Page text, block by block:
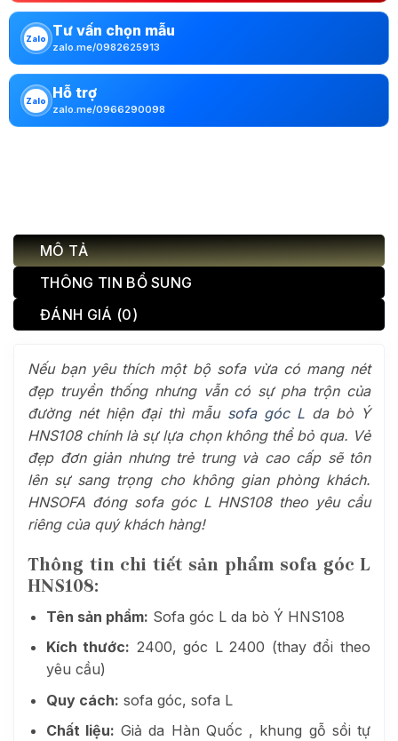
Zalo Tư vấn chọn mẫu
zalo.me/0982625913
Zalo Hỗ trợ
zalo.me/0966290098
MÔ TẢ
THÔNG TIN BỔ SUNG
ĐÁNH GIÁ (0)
Nếu bạn yêu thích một bộ sofa vừa có mang nét
đẹp truyền thống nhưng vẫn có sự pha trộn của
đường nét hiện đại thì mẫu sofa góc Lda bò Ý
HNS108 chính là sự lựa chọn không thể bỏ qua. Vẻ
đẹp đơn giản nhưng trẻ trung và cao cấp sẽ tôn
lên sự sang trọng cho không gian phòng khách.
HNSOFA đóng sofa góc L HNS108 theo yêu cầu
riêng của quý khách hàng!
Thông tin chi tiết sản phẩm sofa góc L
HNS108:
Tên sản phẩm: Sofa góc L da bò Ý HNS108
Kích thước: 2400, góc L 2400 (thay đổi theo
yêu cầu)
Quy cách: sofa góc, sofa L
Chất liệu: Giả da Hàn Quốc , khung gỗ sồi tự